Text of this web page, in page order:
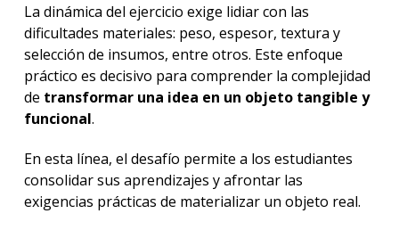
La dinámica del ejercicio exige lidiar con las
dificultades materiales: peso, espesor, textura y
selección de insumos, entre otros. Este enfoque
práctico es decisivo para comprender la complejidad
de transformar una idea en un objeto tangible y
funcional.
En esta línea, el desafío permite a los estudiantes
consolidar sus aprendizajes y afrontar las
exigencias prácticas de materializar un objeto real.